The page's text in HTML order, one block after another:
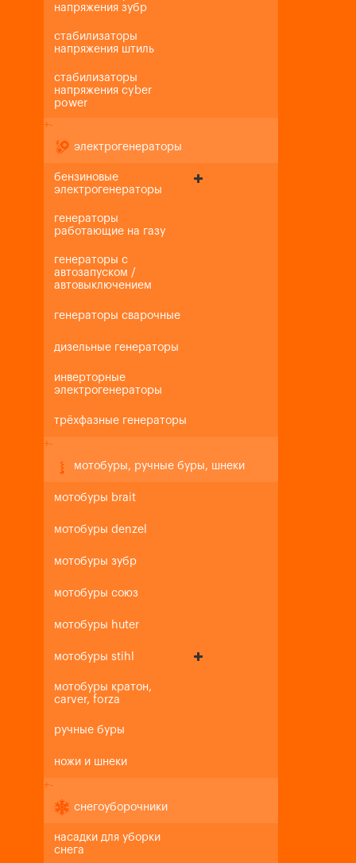
напряжения зубр
стабилизаторы
напряжения штиль
стабилизаторы
напряжения cyber
power
+-
электрогенераторы
бензиновые
электрогенераторы
генераторы
работающие на газу
генераторы с
автозапуском /
автовыключением
генераторы сварочные
дизельные генераторы
инверторные
электрогенераторы
трёхфазные генераторы
+-
мотобуры, ручные буры, шнеки
мотобуры brait
мотобуры denzel
мотобуры зубр
мотобуры союз
мотобуры huter
мотобуры stihl
мотобуры кратон,
carver, forza
ручные буры
ножи и шнеки
+-
снегоуборочники
насадки для уборки
снега